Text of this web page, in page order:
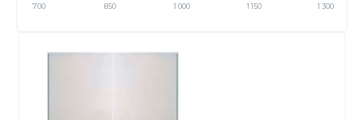
700 850 1 000 1 150 1 300